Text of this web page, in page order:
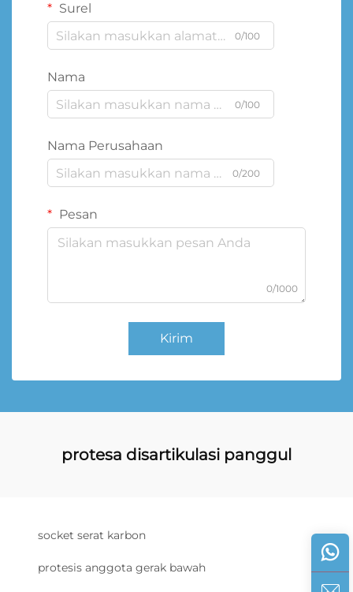
Surel
0/100
Nama
0/100
Nama Perusahaan
0/200
Pesan
0/1000
Kirim
protesa disartikulasi panggul
socket serat karbon
protesis anggota gerak bawah